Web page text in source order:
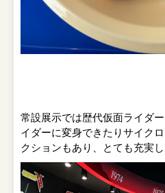
常設展示では歴代仮面ライダ
イダーに変身できたりサイク
クションもあり、とても充実し